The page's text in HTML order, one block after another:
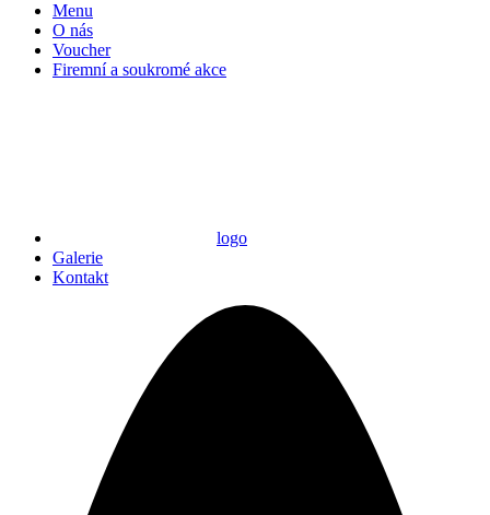
Menu
O nás
Voucher
Firemní a soukromé akce
logo
Galerie
Kontakt